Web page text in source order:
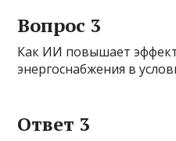
Вопрос 3
Как ИИ повышает
энергоснабжения в
Ответ 3